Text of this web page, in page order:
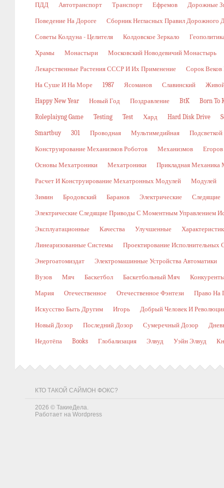
ПДД Автотранспорт Транспорт Ефремов Дорожные
Поведение На Дороге Сборник Негласных Правил Дорожного
Советы Колдуна - Целителя Колдовское Зеркало
Храмы Монастыри Московский Новодевичий Монастырь
Лекарственные Растения СССР И Их Применение Сорок Веков
На Суше И На Море 1987 Ясоманов Славинский
Happy New Year Новый Год Поздравление BtK Born To
Roleplaiyng Game Testing Test Хард Hard Disk Drive
Smartbuy 301 Проводная Мультимедийная Подсветкой
Конструирование Механизмов Роботов Механизмов
Основы Мехатроники Мехатроники Прикладная Механика
Расчет И Конструирование Мехатронных Модулей Модулей
Зимин Бродовский Баранов Электрические Следящие
Электрические Следящие Приводы С Моментным Управлением
Эксплуатационные Качества Улучшенные
Линеаризованные Системы Проектирование Исполнительных
Энергоатомиздат Электромашинные Устройства Автоматики
Вузов Мяч Баскетбол Баскетбольный Мяч
Мария Отечественное Отечественное Фэнтези Право На
Искусство Быть Другим Игорь Добрый Человек И
Новый Дозор Последний Дозор Сумеречный Дозор
Недотёпа Books Глобализация Элвуд Уэйн Элвуд
КТО ТАКОЙ САЙМОН ФОКС?
2026 © ТакиеДела.
Работает на Wordpress